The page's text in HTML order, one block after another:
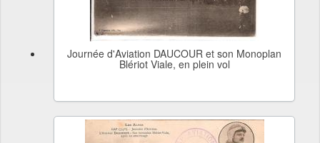
Journée d'Aviation DAUCOUR et son Monoplan
Blériot Viale, en plein vol